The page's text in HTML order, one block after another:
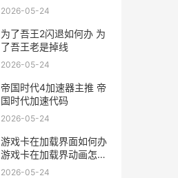
2026-05-24
为了吾王2闪退如何办 为
了吾王老是掉线
2026-05-24
帝国时代4加速器主推 帝
国时代加速代码
2026-05-24
游戏卡在加载界面如何办
游戏卡在加载界动画怎么
办
2026-05-24